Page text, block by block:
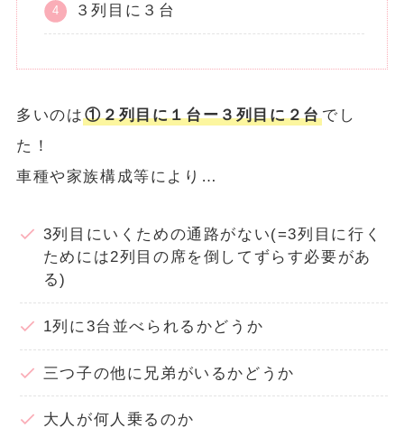
３列目に３台
多いのは①２列目に１台ー３列目に２台でし
た！
車種や家族構成等により…
3列目にいくための通路がない(=3列目に行く
ためには2列目の席を倒してずらす必要があ
る)
1列に3台並べられるかどうか
三つ子の他に兄弟がいるかどうか
大人が何人乗るのか